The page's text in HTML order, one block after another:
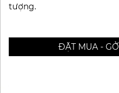
tượng.
ĐẶT MUA -